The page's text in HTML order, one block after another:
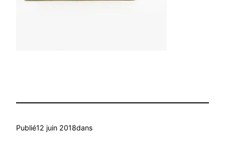
Publié12 juin 2018dans